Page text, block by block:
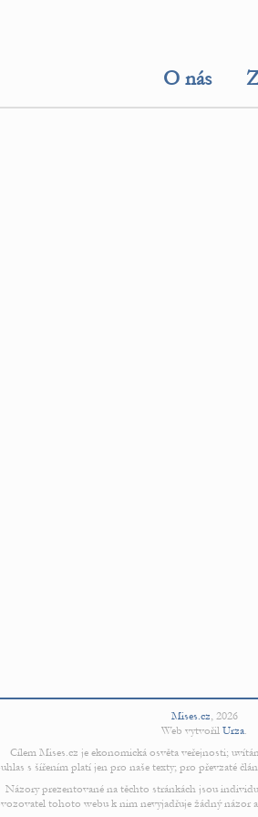
O nás
Mises.cz, 2026
Web vytvořil Urza.
Cílem Mises.cz je ekonomická osvěta veřejnosti;
s šířením platí jen pro naše texty; pro převzaté
Názory prezentované na těchto stránkách jsou
tohoto webu k nim nevyjadřuje žádný názor